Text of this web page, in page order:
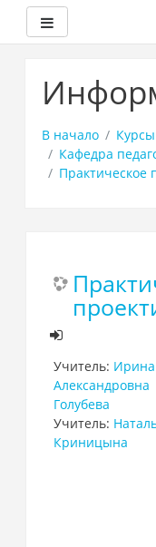
основному
В начало Курсы
Кафедра
Практическое
Учитель: Ирина
Александровна
Голубева
Учитель:
Криницына